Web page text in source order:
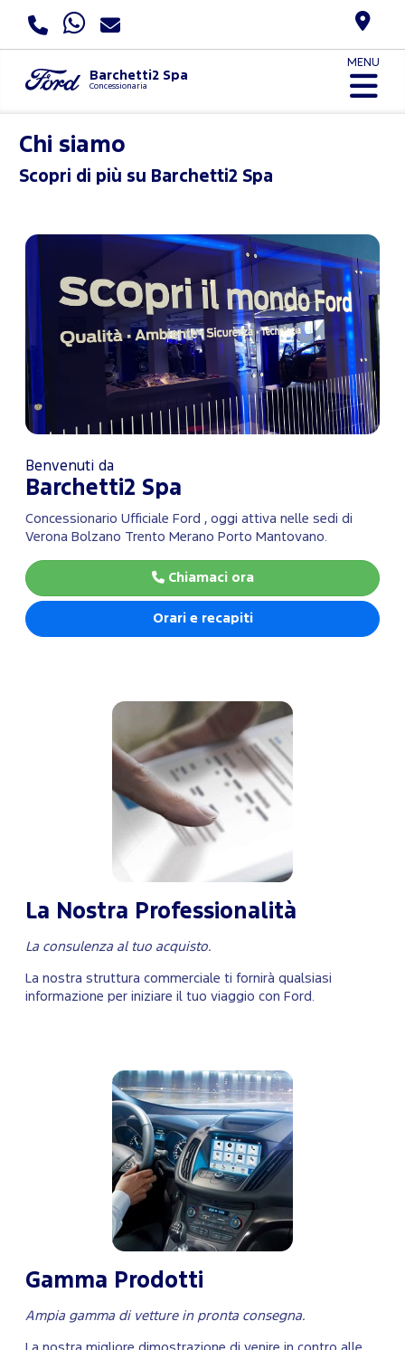
Barchetti2 Spa
Concessionaria
MENU
Chi siamo
Scopri di più su Barchetti2 Spa
Benvenuti da
Barchetti2 Spa
Concessionario Ufficiale Ford , oggi attiva nelle sedi di
Verona Bolzano Trento Merano Porto Mantovano.
Chiamaci ora
Orari e recapiti
La Nostra Professionalità
La consulenza al tuo acquisto.
La nostra struttura commerciale ti fornirà qualsiasi
informazione per iniziare il tuo viaggio con Ford.
Gamma Prodotti
Ampia gamma di vetture in pronta consegna.